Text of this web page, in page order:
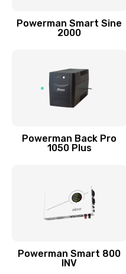
Powerman Smart Sine
2000
Powerman Back Pro
1050 Plus
Powerman Smart 800
INV